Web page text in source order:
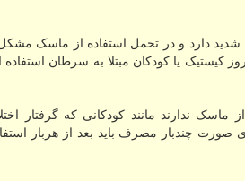
شدید دارد و در تحمل استفاده از ماسک
کیستیک یا کودکان مبتلا به سرطان
ندارند مانند کودکانی که گرفتار
چندبار مصرف باید بعد از هربار